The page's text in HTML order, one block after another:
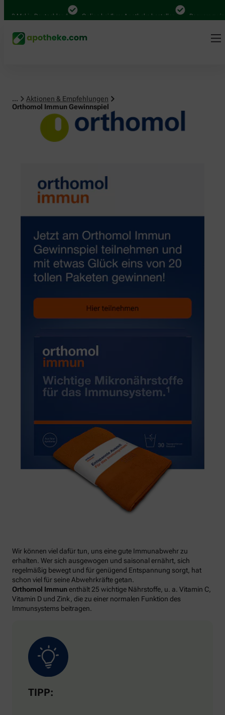
in Deutschland Online bei Ihrer Apotheke bestellen Bequem
...
Aktionen & Empfehlungen
Orthomol Immun Gewinnspiel
Wir können viel dafür tun, uns eine gute Immunabwehr zu
erhalten. Wer sich ausgewogen und saisonal ernährt, sich
regelmäßig bewegt und für genügend Entspannung sorgt, hat
schon viel für seine Abwehrkräfte getan.
Orthomol Immunenthält 25 wichtige Nährstoffe, u. a. Vitamin C,
Vitamin D und Zink, die zu einer normalen Funktion des
Immunsystems beitragen.
TIPP: